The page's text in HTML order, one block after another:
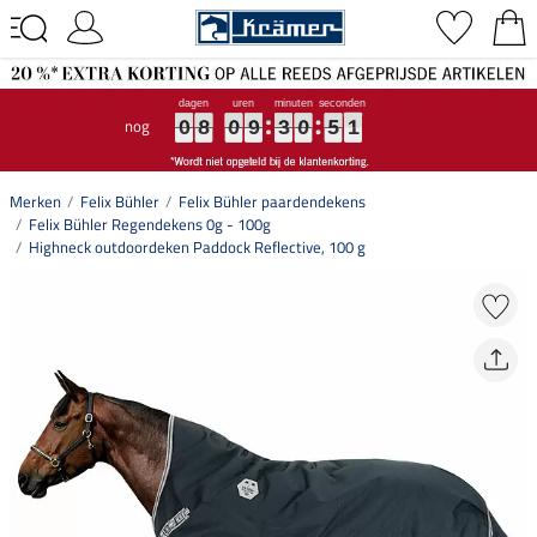
nog 0
0
0
0 8
8
8
8 0
0
0
0 9
9
9
9 3
3
3
3 0
0
0
0 5
5
5
5 0
0
0
0
Merken Felix Bühler
Felix Bühler paardendekens
Felix Bühler Regendekens 0g - 100g
Highneck outdoordeken Paddock Reflective, 100 g